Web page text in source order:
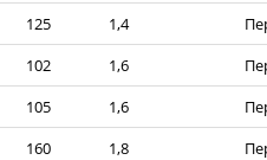
125 1,4
102 1,6
105 1,6
160 1,8